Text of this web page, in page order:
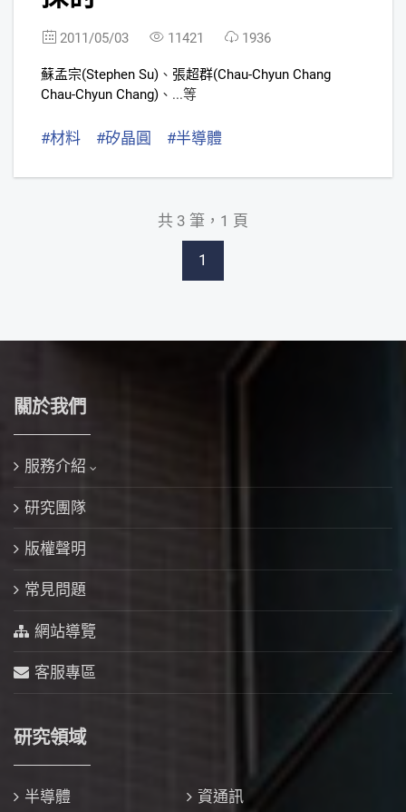
2011/05/03 11421 1936
蘇孟宗(Stephen Su) 、 張超群(Chau-Chyun Chang
Chau-Chyun Chang) 、 ...等
#材料 #矽晶圓 #半導體
共 3 筆，1 頁
1
關於我們
服務介紹
研究團隊
版權聲明
常見問題
網站導覽
客服專區
研究領域
半導體 資通訊